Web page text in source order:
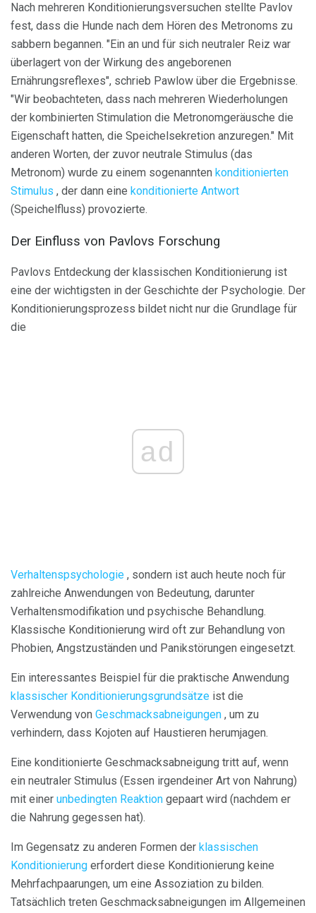
Nach mehreren Konditionierungsversuchen stellte Pavlov
fest, dass die Hunde nach dem Hören des Metronoms zu
sabbern begannen. "Ein an und für sich neutraler Reiz war
überlagert von der Wirkung des angeborenen
Ernährungsreflexes", schrieb Pawlow über die Ergebnisse.
"Wir beobachteten, dass nach mehreren Wiederholungen
der kombinierten Stimulation die Metronomgeräusche die
Eigenschaft hatten, die Speichelsekretion anzuregen." Mit
anderen Worten, der zuvor neutrale Stimulus (das
Metronom) wurde zu einem sogenannten konditionierten
Stimulus , der dann eine konditionierte Antwort
(Speichelfluss) provozierte.
Der Einfluss von Pavlovs Forschung
Pavlovs Entdeckung der klassischen Konditionierung ist
eine der wichtigsten in der Geschichte der Psychologie. Der
Konditionierungsprozess bildet nicht nur die Grundlage für
die
ad
Verhaltenspsychologie , sondern ist auch heute noch für
zahlreiche Anwendungen von Bedeutung, darunter
Verhaltensmodifikation und psychische Behandlung.
Klassische Konditionierung wird oft zur Behandlung von
Phobien, Angstzuständen und Panikstörungen eingesetzt.
Ein interessantes Beispiel für die praktische Anwendung
klassischer Konditionierungsgrundsätze ist die
Verwendung von Geschmacksabneigungen , um zu
verhindern, dass Kojoten auf Haustieren herumjagen.
Eine konditionierte Geschmacksabneigung tritt auf, wenn
ein neutraler Stimulus (Essen irgendeiner Art von Nahrung)
mit einer unbedingten Reaktion gepaart wird (nachdem er
die Nahrung gegessen hat).
Im Gegensatz zu anderen Formen der klassischen
Konditionierung erfordert diese Konditionierung keine
Mehrfachpaarungen, um eine Assoziation zu bilden.
Tatsächlich treten Geschmacksabneigungen im Allgemeinen